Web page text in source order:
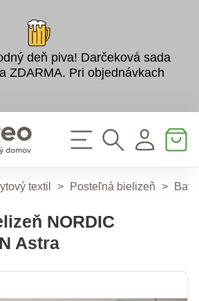
deň piva! Darčeková sada
ZDARMA. Pri objednávkach
textil > Posteľná bielizeň >
NORDIC
Astra